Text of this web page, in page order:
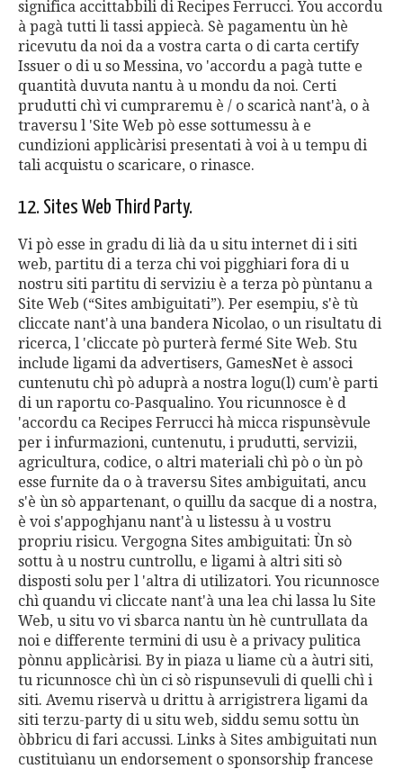
significa accittabbili di Recipes Ferrucci. You accordu
à pagà tutti li tassi appiecà. Sè pagamentu ùn hè
ricevutu da noi da a vostra carta o di carta certify
Issuer o di u so Messina, vo 'accordu a pagà tutte e
quantità duvuta nantu à u mondu da noi. Certi
prudutti chì vi cumpraremu è / o scaricà nant'à, o à
traversu l 'Site Web pò esse sottumessu à e
cundizioni applicàrisi presentati à voi à u tempu di
tali acquistu o scaricare, o rinasce.
12. Sites Web Third Party.
Vi pò esse in gradu di lià da u situ internet di i siti
web, partitu di a terza chi voi pigghiari fora di u
nostru siti partitu di serviziu è a terza pò pùntanu a
Site Web (“Sites ambiguitati”). Per esempiu, s'è tù
cliccate nant'à una bandera Nicolao, o un risultatu di
ricerca, l 'cliccate pò purterà fermé Site Web. Stu
include ligami da advertisers, GamesNet è associ
cuntenutu chì pò aduprà a nostra logu(l) cum'è parti
di un raportu co-Pasqualino. You ricunnosce è d
'accordu ca Recipes Ferrucci hà micca rispunsèvule
per i infurmazioni, cuntenutu, i prudutti, servizii,
agricultura, codice, o altri materiali chì pò o ùn pò
esse furnite da o à traversu Sites ambiguitati, ancu
s'è ùn sò appartenant, o quillu da sacque di a nostra,
è voi s'appoghjanu nant'à u listessu à u vostru
propriu risicu. Vergogna Sites ambiguitati: Ùn sò
sottu à u nostru cuntrollu, e ligami à altri siti sò
disposti solu per l 'altra di utilizatori. You ricunnosce
chì quandu vi cliccate nant'à una lea chi lassa lu Site
Web, u situ vo vi sbarca nantu ùn hè cuntrullata da
noi e differente termini di usu è a privacy pulitica
pònnu applicàrisi. By in piaza u liame cù a àutri siti,
tu ricunnosce chì ùn ci sò rispunsevuli di quelli chì i
siti. Avemu riservà u drittu à arrigistrera ligami da
siti terzu-party di u situ web, siddu semu sottu ùn
òbbricu di fari accussi. Links à Sites ambiguitati nun
custituìanu un endorsement o sponsorship francese